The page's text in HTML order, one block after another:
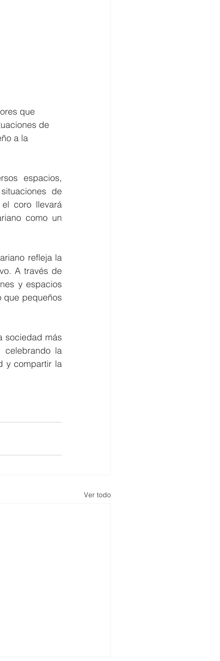
que
de
a la
espacios,
de
coro llevará
como un
refleja la
A través de
y espacios
que pequeños
sociedad más
la
y compartir la
Ver todo